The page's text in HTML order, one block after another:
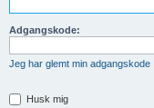
Adgangskode:
Jeg har glemt min adgangskode
Husk mig